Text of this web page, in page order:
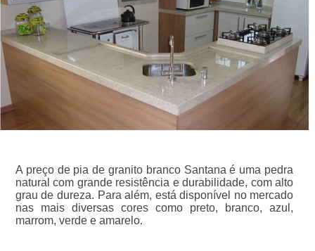
A preço de pia de granito branco Santana é uma pedra
natural com grande resistência e durabilidade, com alto
grau de dureza. Para além, está disponível no mercado
nas mais diversas cores como preto, branco, azul,
marrom, verde e amarelo.